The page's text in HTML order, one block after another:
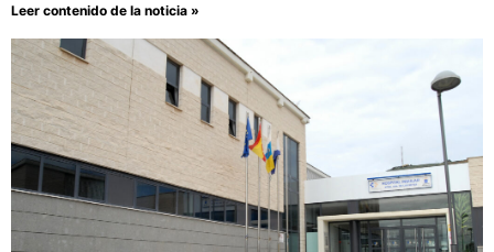
Leer contenido de la noticia »